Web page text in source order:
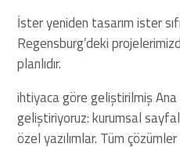
İster yeniden tasarım ister
Regensburg’deki
planlıdır.
ihtiyaca göre geliştirilmiş
geliştiriyoruz: kurumsal
özel yazılımlar. Tüm